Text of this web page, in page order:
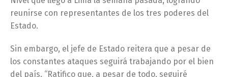
reunirse con representantes de los tres poderes del
Estado.
Sin embargo, el jefe de Estado reitera que a pesar de
los constantes ataques seguirá trabajando por el bien
del país. “Ratifico que, a pesar de todo, seguiré